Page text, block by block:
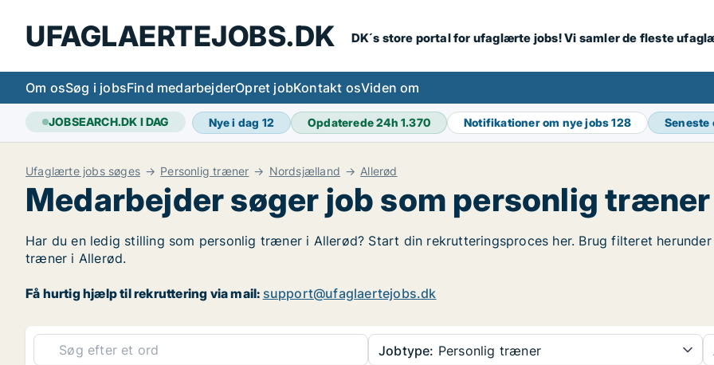
UFAGLAERTEJOBS.DK DK´s store portal for ufaglærte jobs! Vi samler de fleste
Om osSøg i jobsFind medarbejderOpret jobKontakt osViden om
JOBSEARCH.DK I DAG Nye i dag 12 Opdaterede 24h1.370 Notifikationer om nye jobs128 Seneste
Ufaglærte jobs søges Personlig træner Nordsjælland Allerød
Medarbejder søger job som personlig
Har du en ledig stilling som personlig træner i Allerød? Start din rekrutteringsproces her. Brug filteret
træner i Allerød.
Få hurtig hjælp til rekruttering via mail: support@ufaglaertejobs.dk
Jobtype: Personlig træner